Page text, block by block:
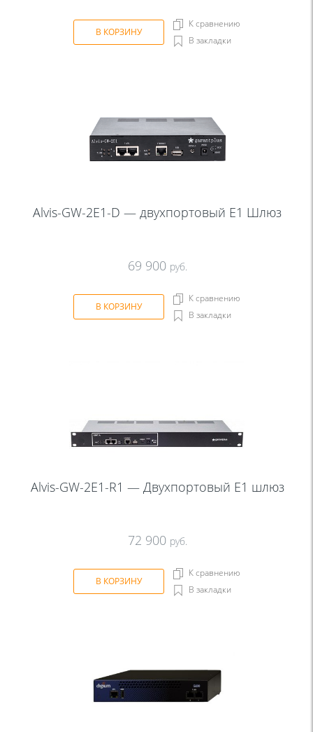
В КОРЗИНУ
К сравнению
В закладки
Alvis-GW-2E1-D — двухпортовый Е1 Шлюз
69 900 руб.
В КОРЗИНУ
К сравнению
В закладки
Alvis-GW-2E1-R1 — Двухпортовый Е1 шлюз
72 900 руб.
В КОРЗИНУ
К сравнению
В закладки